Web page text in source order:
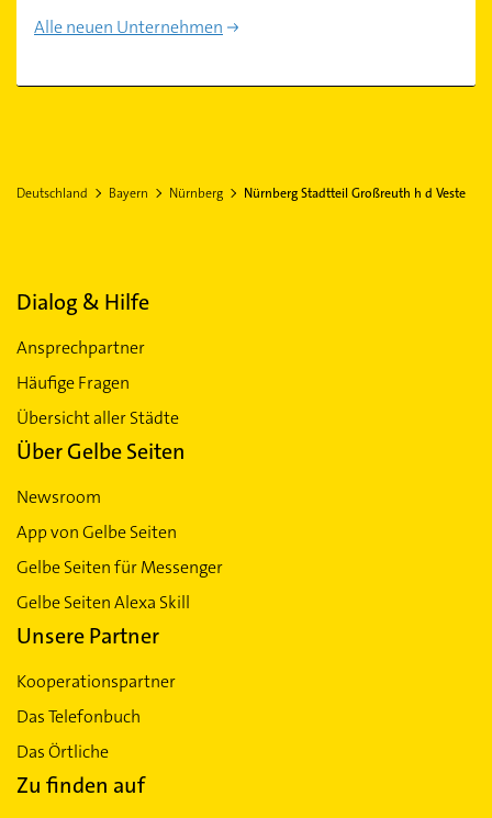
Alle neuen Unternehmen
Deutschland Bayern Nürnberg Nürnberg Stadtteil Großreuth h d Veste
Dialog & Hilfe
Ansprechpartner
Häufige Fragen
Übersicht aller Städte
Über Gelbe Seiten
Newsroom
App von Gelbe Seiten
Gelbe Seiten für Messenger
Gelbe Seiten Alexa Skill
Unsere Partner
Kooperationspartner
Das Telefonbuch
Das Örtliche
Zu finden auf